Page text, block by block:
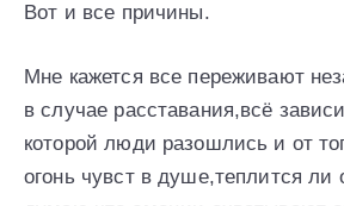
Вот и все причины.
Мне кажется все переживают
в случае расставания,всё
которой люди разошлись и от
огонь чувст в душе,теплится ли